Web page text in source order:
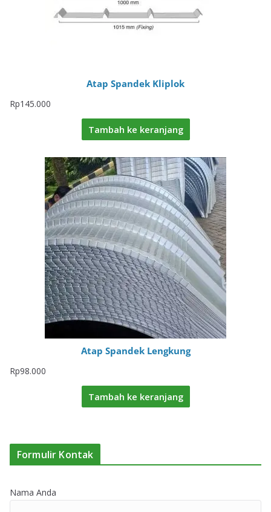
Atap Spandek Kliplok
Rp145.000
Tambah ke keranjang
Atap Spandek Lengkung
Rp98.000
Tambah ke keranjang
Formulir Kontak
Nama Anda